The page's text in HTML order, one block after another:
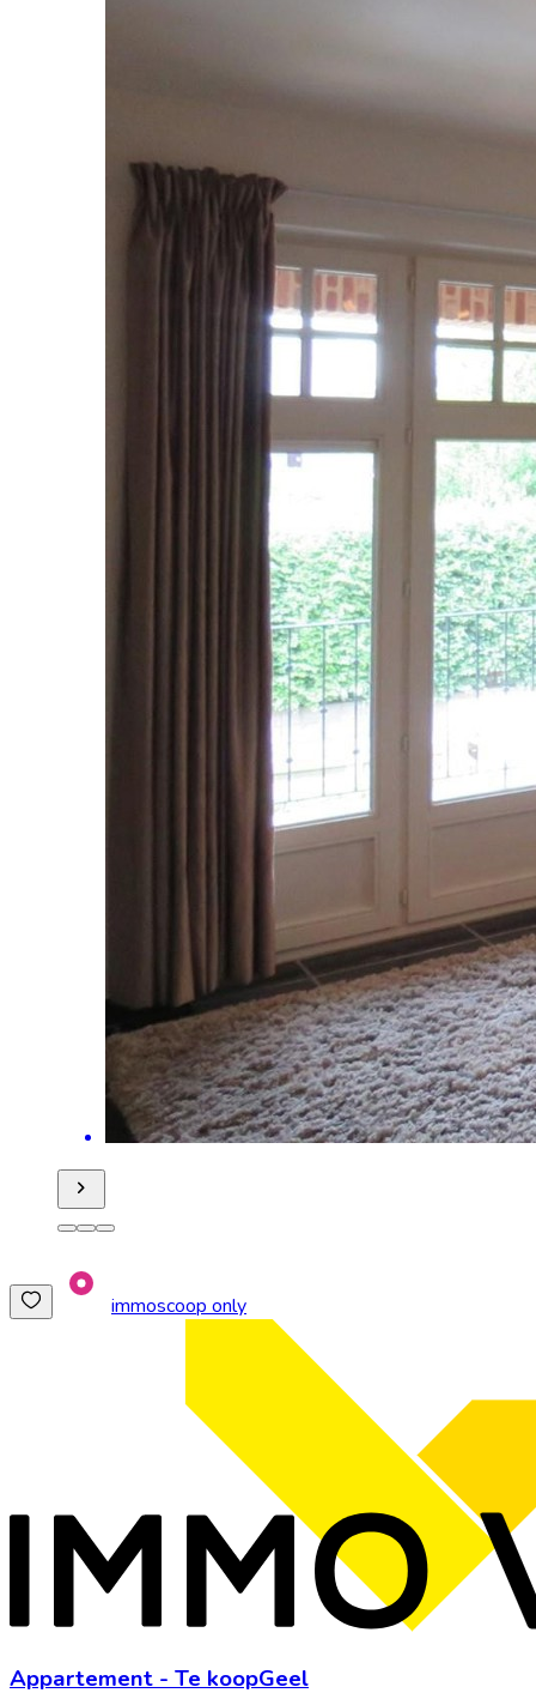
immoscoop only
Appartement - Te koopGeel